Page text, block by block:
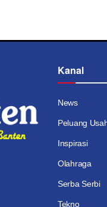
Kanal
News
Peluang
Inspirasi
Olahraga
Serba Serbi
Tekno